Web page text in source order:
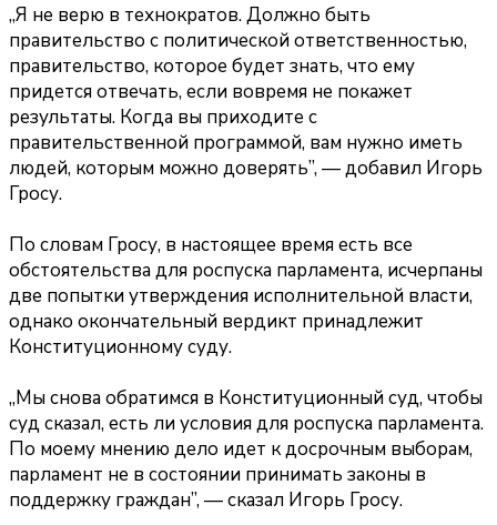
„Я не верю в технократов. Должно быть
правительство с политической ответственностью,
правительство, которое будет знать, что ему
придется отвечать, если вовремя не покажет
результаты. Когда вы приходите с
правительственной программой, вам нужно иметь
людей, которым можно доверять”, — добавил Игорь
Гросу.
По словам Гросу, в настоящее время есть все
обстоятельства для роспуска парламента, исчерпаны
две попытки утверждения исполнительной власти,
однако окончательный вердикт принадлежит
Конституционному суду.
„Мы снова обратимся в Конституционный суд, чтобы
суд сказал, есть ли условия для роспуска парламента.
По моему мнению дело идет к досрочным выборам,
парламент не в состоянии принимать законы в
поддержку граждан”, — сказал Игорь Гросу.